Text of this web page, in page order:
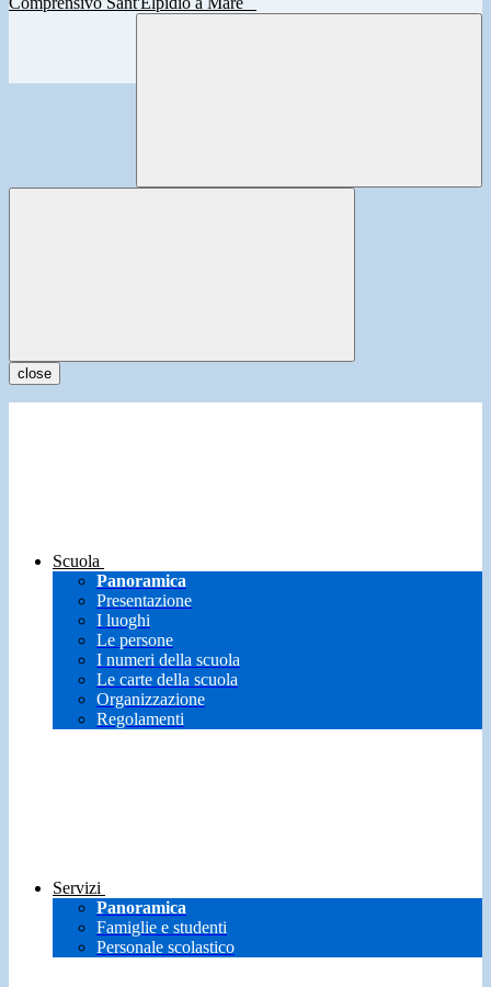
close
Scuola
Panoramica
Presentazione
I luoghi
Le persone
I numeri della scuola
Le carte della scuola
Organizzazione
Regolamenti
Servizi
Panoramica
Famiglie e studenti
Personale scolastico